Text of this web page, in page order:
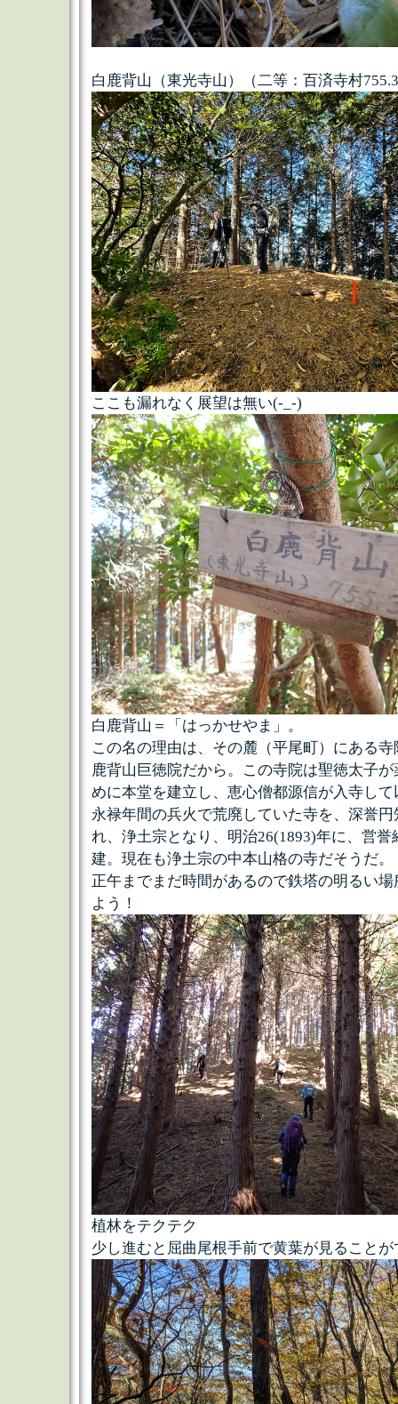
白鹿背山（東光寺山）（二等：百済寺村
ここも漏れなく展望は無い(-_-)
白鹿背山＝「はっかせやま」。
この名の理由は、その麓（平尾町）にある
鹿背山巨徳院だから。この寺院は聖徳太子
めに本堂を建立し、恵心僧都源信が入寺し
永禄年間の兵火で荒廃していた寺を、深誉
れ、浄土宗となり、明治26(1893)年に、営誉
建。現在も浄土宗の中本山格の寺だそうだ。
正午までまだ時間があるので鉄塔の明るい
よう！
植林をテクテク
少し進むと屈曲尾根手前で黄葉が見ることが